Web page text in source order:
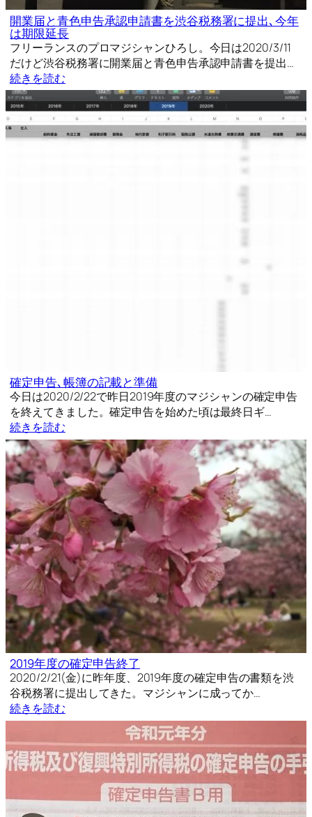
開業届と青色申告承認申請書を渋谷税務署に提出､今年
は期限延長
フリーランスのプロマジシャンひろし。今日は2020/3/11
だけど渋谷税務署に開業届と青色申告承認申請書を提出…
続きを読む
確定申告､帳簿の記載と準備
今日は2020/2/22で昨日2019年度のマジシャンの確定申告
を終えてきました。確定申告を始めた頃は最終日ギ…
続きを読む
2019年度の確定申告終了
2020/2/21(金)に昨年度、2019年度の確定申告の書類を渋
谷税務署に提出してきた。マジシャンに成ってか…
続きを読む